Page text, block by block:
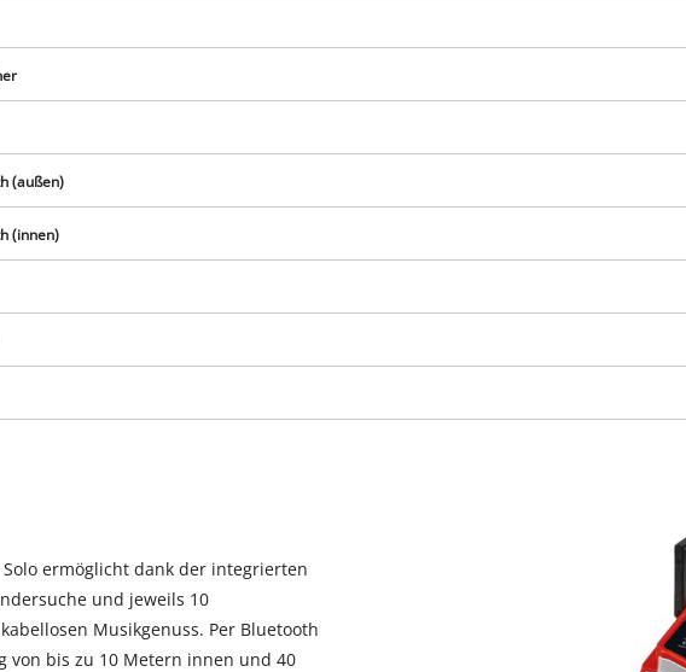
Powered byUsercentrics Consent
(außen)
(innen)
Solo ermöglicht dank der integrierten
und jeweils 10
Musikgenuss. Per Bluetooth
von bis zu 10 Metern innen und 40